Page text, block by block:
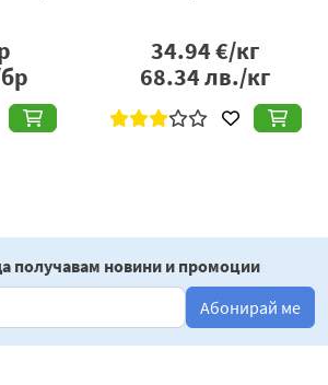
34.94€/кг
68.34лв./кг
получавам новини и промоции
Абонирай ме